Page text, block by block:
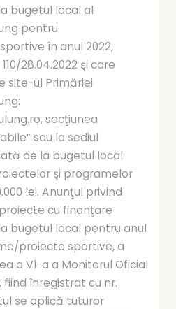
bugetul local al
pentru
în anul 2022,
28.04.2022 şi care
site-ul Primăriei
secţiunea
sau la sediul
de la bugetul local
şi programelor
lei. Anunţul privind
cu finanţare
bugetul local pentru anul
proiecte sportive, a
a Vl-a a Monitorul Oficial
fiind înregistrat cu nr.
se aplică tuturor